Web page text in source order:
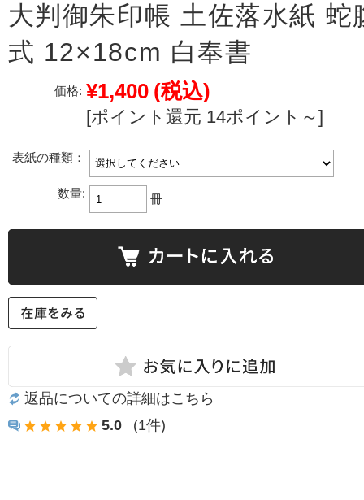
大判御朱印帳 土佐落水紙 蛇
式 12×18cm 白奉書
価格: ¥1,400 (税込)
[ポイント還元 14ポイント～]
表紙の種類：
数量: 冊
返品についての詳細はこちら
5.0
(1件)